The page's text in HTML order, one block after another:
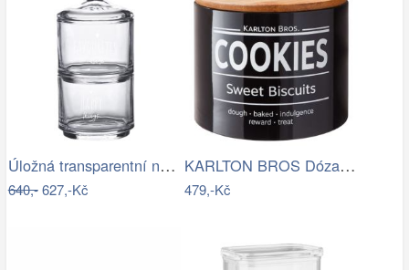
Úložná transparentní nádoba dóza s…
640,-627,-Kč
KARLTON BROS Dóza na sušenky 15 cm -…
479,-Kč